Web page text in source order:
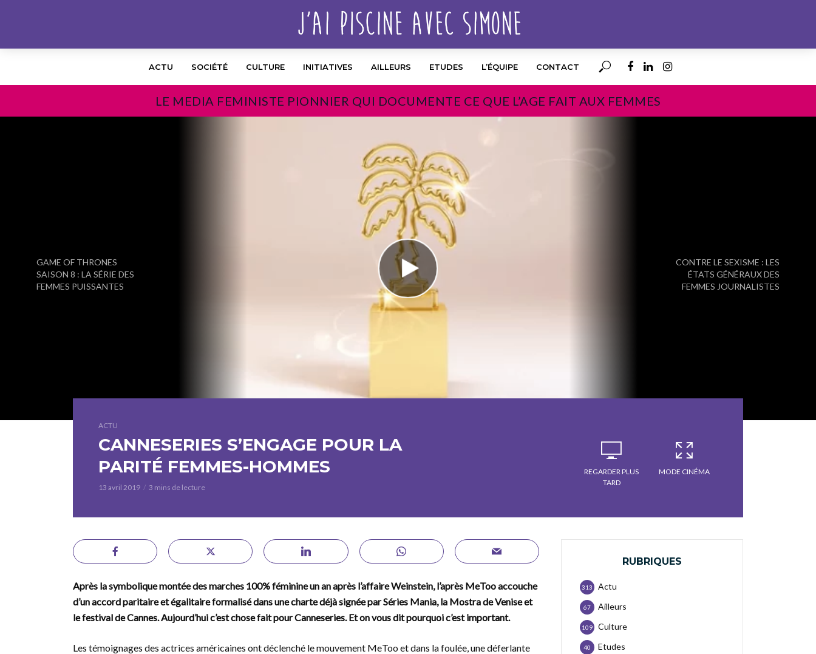
ACTU SOCIÉTÉ CULTURE INITIATIVES AILLEURS ETUDES L’ÉQUIPE CONTACT
LE MEDIA FEMINISTE PIONNIER QUI DOCUMENTE CE QUE L’AGE FAIT AUX FEMMES
GAME OF THRONES
SAISON 8 : LA SÉRIE DES
FEMMES PUISSANTES
CONTRE LE SEXISME : LES
ÉTATS GÉNÉRAUX DES
FEMMES JOURNALISTES
ACTU
CANNESERIES S’ENGAGE POUR LA
PARITÉ FEMMES-HOMMES
13 avril 2019 3 mins de lecture
REGARDER PLUS
TARD
MODE CINÉMA
Après la symbolique montée des marches 100% féminine un an après l’affaire Weinstein, l’après MeToo accouche
d’un accord paritaire et égalitaire formalisé dans une charte déjà signée par Séries Mania, la Mostra de Venise et
le festival de Cannes. Aujourd’hui c’est chose fait pour Canneseries. Et on vous dit pourquoi c’est important.
Les témoignages des actrices américaines ont déclenché le mouvement MeToo et dans la foulée, une déferlante
RUBRIQUES
Actu
313
Ailleurs
67
Culture
109
Etudes
40